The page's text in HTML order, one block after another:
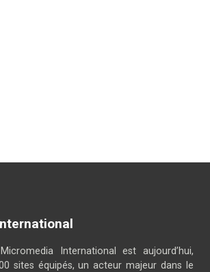
International est aujourd’hui,
sites équipés, un acteur majeur dans le